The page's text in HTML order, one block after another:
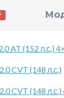
AT (152 л.с.)
2.0 CVT (148 л.с.)
2.0 CVT (148 л.с.)